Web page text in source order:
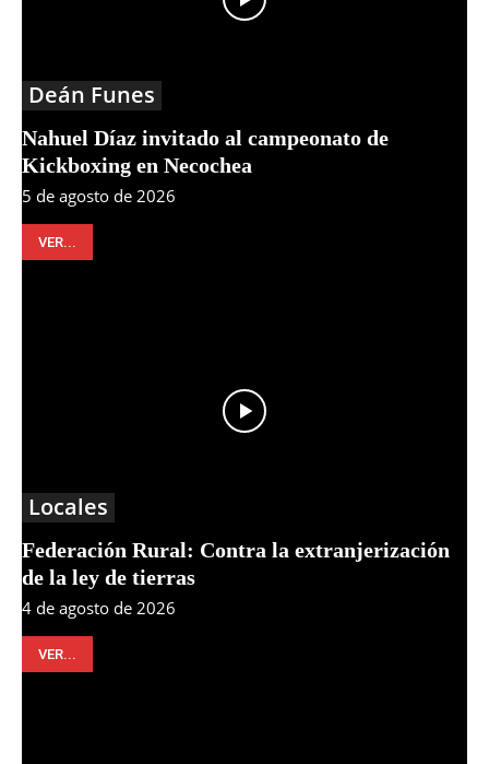
Deán Funes
Nahuel Díaz invitado al campeonato de
Kickboxing en Necochea
5 de agosto de 2026
VER...
Locales
Federación Rural: Contra la extranjerización
de la ley de tierras
4 de agosto de 2026
VER...